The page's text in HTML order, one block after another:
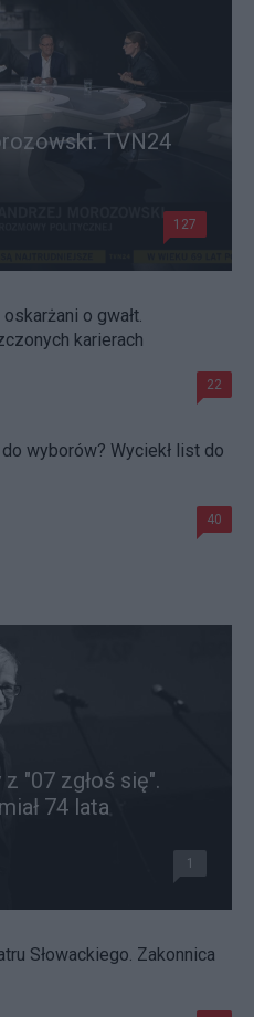
TVN24
127
o gwałt.
karierach
22
wyborów? Wyciekł list do
40
"07 zgłoś się".
74 lata
1
Słowackiego. Zakonnica